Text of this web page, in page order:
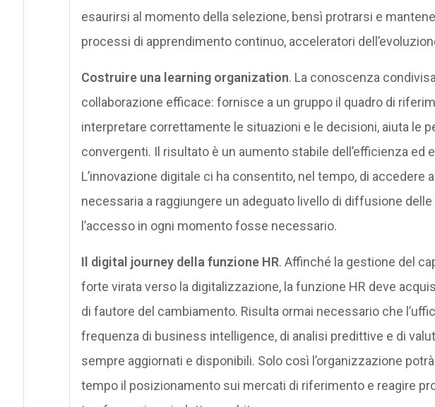
esaurirsi al momento della selezione, bensì protrarsi e
processi di apprendimento continuo, acceleratori
Costruire una learning organization. La conoscenza
collaborazione efficace: fornisce a un gruppo il quadro di
interpretare correttamente le situazioni e le decisioni, aiuta le
convergenti. Il risultato è un aumento stabile dell’efficienza ed
L’innovazione digitale ci ha consentito, nel tempo, di accedere
necessaria a raggiungere un adeguato livello di diffusione
l’accesso in ogni momento fosse necessario.
Il digital journey della funzione HR. Affinché la gestione del
forte virata verso la digitalizzazione, la funzione HR deve
di fautore del cambiamento. Risulta ormai necessario che
frequenza di business intelligence, di analisi predittive e di
sempre aggiornati e disponibili. Solo così l’organizzazione
tempo il posizionamento sui mercati di riferimento e reagire